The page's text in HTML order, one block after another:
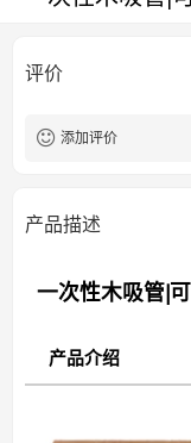
评价
添加评价
产品描述
一次性木吸管|
产品介绍